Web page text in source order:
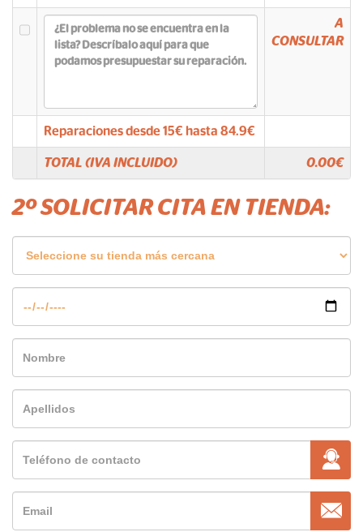
A
CONSULTAR
Reparaciones desde15€ hasta 84.9€
TOTAL (IVA INCLUIDO) 0.00€
2º SOLICITAR CITA EN TIENDA: